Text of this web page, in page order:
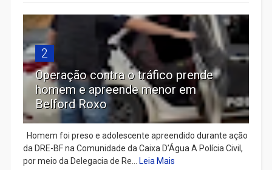
2
Operação contra o tráfico prende
homem e apreende menor em
Belford Roxo
Homem foi preso e adolescente apreendido durante ação
da DRE-BF na Comunidade da Caixa D’Água A Polícia Civil,
por meio da Delegacia de Re... Leia Mais